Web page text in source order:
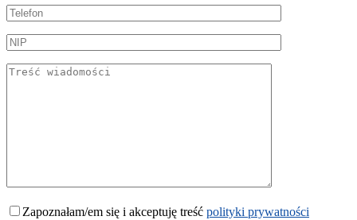
Zapoznałam/em się i akceptuję treść polityki prywatności